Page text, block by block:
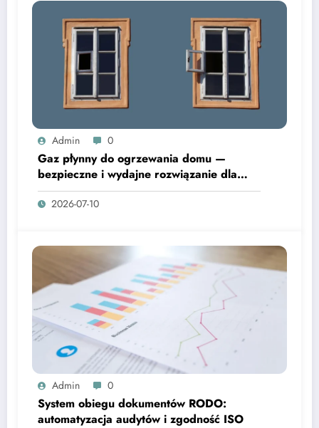
Admin 0
Gaz płynny do ogrzewania domu —
bezpieczne i wydajne rozwiązanie dla
domów i ekip budowlanych
2026-07-10
Admin 0
System obiegu dokumentów RODO:
automatyzacja audytów i zgodność ISO